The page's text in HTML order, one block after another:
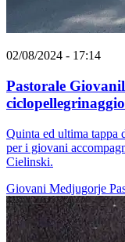
02/08/2024 - 17:14
Pastorale
Quinta ed ultima tappa
per i giovani
Cielinski.
Giovani Medjugorje